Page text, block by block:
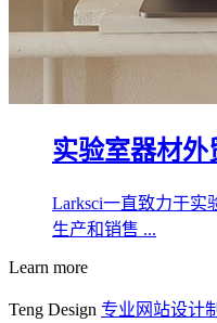
实验室器材外
Larksci一直致力于实
生产和销售 ...
Learn more
Teng Design 专业网站设计